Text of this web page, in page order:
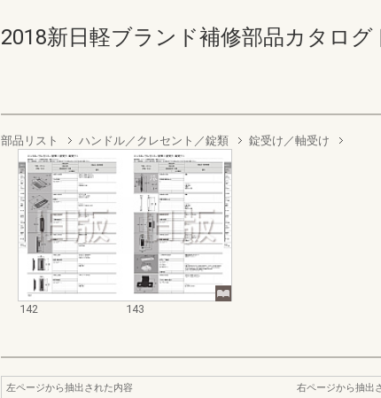
2018新日軽ブランド補修部品カタロ
部品リスト ハンドル／クレセント／錠類 錠受け／軸受け
142 143
左ページから抽出された内容
右ページから抽出